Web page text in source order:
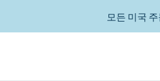
모든 미국